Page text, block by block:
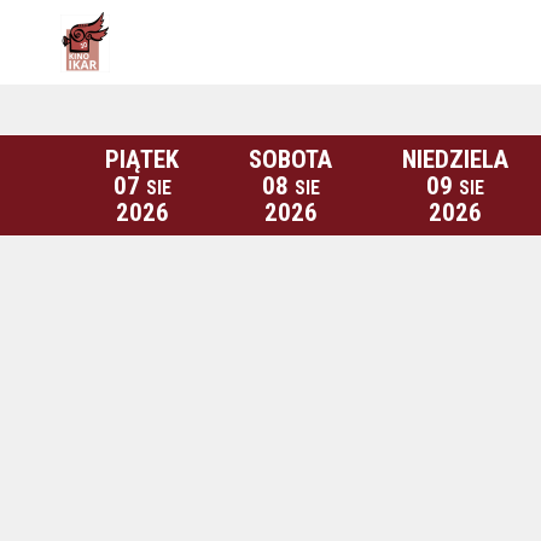
PIĄTEK
07 SIE
2026
SOBOTA
08 SIE
2026
NIEDZIELA
09 SIE
2026